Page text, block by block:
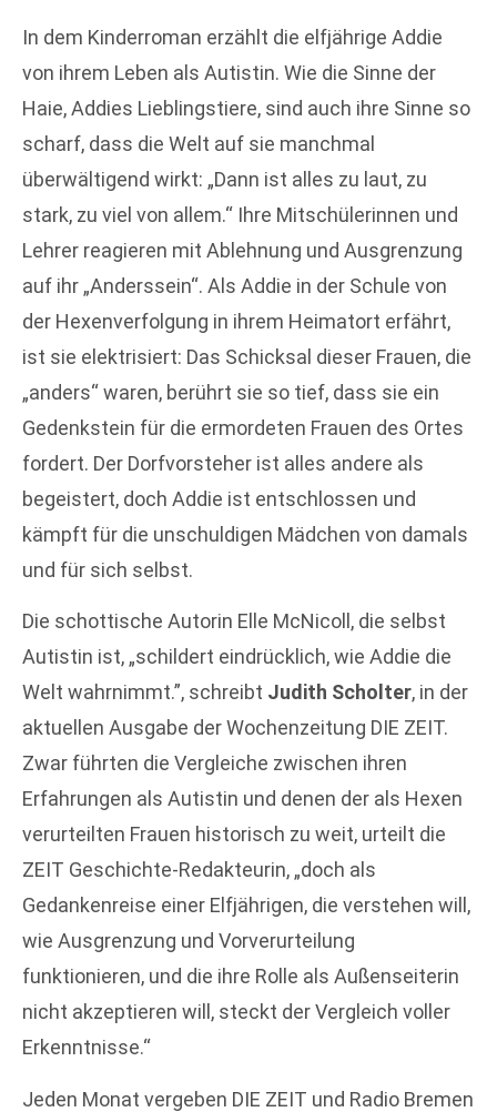
In dem Kinderroman erzählt die elfjährige Addie
von ihrem Leben als Autistin. Wie die Sinne der
Haie, Addies Lieblingstiere, sind auch ihre Sinne so
scharf, dass die Welt auf sie manchmal
überwältigend wirkt: „Dann ist alles zu laut, zu
stark, zu viel von allem.“ Ihre Mitschülerinnen und
Lehrer reagieren mit Ablehnung und Ausgrenzung
auf ihr „Anderssein“. Als Addie in der Schule von
der Hexenverfolgung in ihrem Heimatort erfährt,
ist sie elektrisiert: Das Schicksal dieser Frauen, die
„anders“ waren, berührt sie so tief, dass sie ein
Gedenkstein für die ermordeten Frauen des Ortes
fordert. Der Dorfvorsteher ist alles andere als
begeistert, doch Addie ist entschlossen und
kämpft für die unschuldigen Mädchen von damals
und für sich selbst.
Die schottische Autorin Elle McNicoll, die selbst
Autistin ist, „schildert eindrücklich, wie Addie die
Welt wahrnimmt.”, schreibt Judith Scholter, in der
aktuellen Ausgabe der Wochenzeitung DIE ZEIT.
Zwar führten die Vergleiche zwischen ihren
Erfahrungen als Autistin und denen der als Hexen
verurteilten Frauen historisch zu weit, urteilt die
ZEIT Geschichte-Redakteurin, „doch als
Gedankenreise einer Elfjährigen, die verstehen will,
wie Ausgrenzung und Vorverurteilung
funktionieren, und die ihre Rolle als Außenseiterin
nicht akzeptieren will, steckt der Vergleich voller
Erkenntnisse.“
Jeden Monat vergeben DIE ZEIT und Radio Bremen